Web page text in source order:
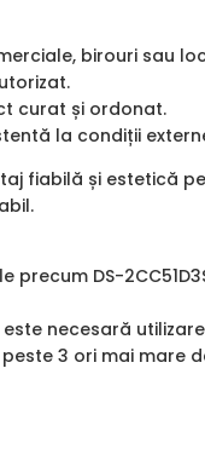
birouri sau
curat și ordonat.
la condiții
fiabilă și estetică
DS-
necesară
3 ori mai mare